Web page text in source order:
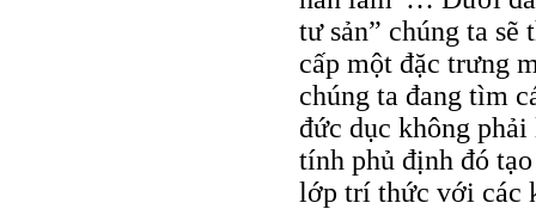
tư sản” chúng ta
cấp một đặc trưng
chúng ta đang tìm
đức dục không
tính phủ định đó
lớp trí thức với các